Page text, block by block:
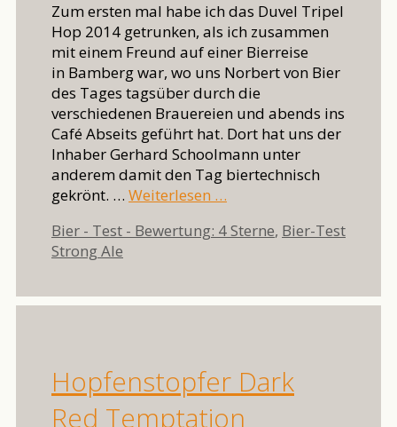
Zum ersten mal habe ich das Duvel Tripel
Hop 2014 getrunken, als ich zusammen
mit einem Freund auf einer Bierreise
in Bamberg war, wo uns Norbert von Bier
des Tages tagsüber durch die
verschiedenen Brauereien und abends ins
Café Abseits geführt hat. Dort hat uns der
Inhaber Gerhard Schoolmann unter
anderem damit den Tag biertechnisch
gekrönt. … Weiterlesen …
Kategorien
Bier - Test - Bewertung: 4 Sterne, Bier-Test
Schlagwörter
Strong Ale
Hopfenstopfer Dark
Red Temptation